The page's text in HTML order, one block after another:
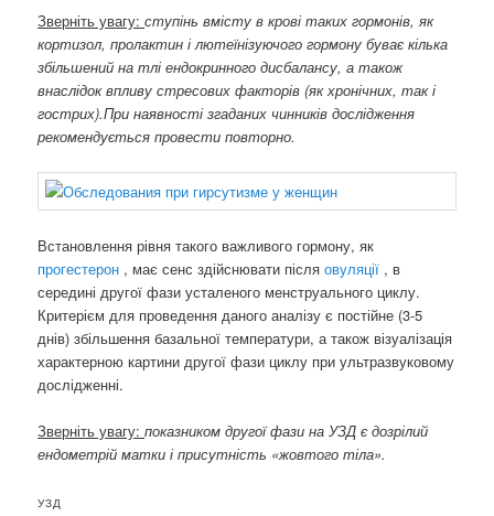
Зверніть увагу:ступінь вмісту в крові таких гормонів, як
кортизол, пролактин і лютеїнізуючого гормону буває кілька
збільшений на тлі ендокринного дисбалансу, а також
внаслідок впливу стресових факторів (як хронічних, так і
гострих).При наявності згаданих чинників дослідження
рекомендується провести повторно.
Встановлення рівня такого важливого гормону, як
прогестерон , має сенс здійснювати післяовуляції , в
середині другої фази усталеного менструального циклу.
Критерієм для проведення даного аналізу є постійне (3-5
днів) збільшення базальної температури, а також візуалізація
характерною картини другої фази циклу при ультразвуковому
дослідженні.
Зверніть увагу:показником другої фази на УЗД є дозрілий
ендометрій матки і присутність «жовтого тіла».
УЗД